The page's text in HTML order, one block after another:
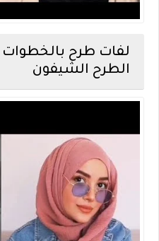
لفات طرح
الطرح الشيفون